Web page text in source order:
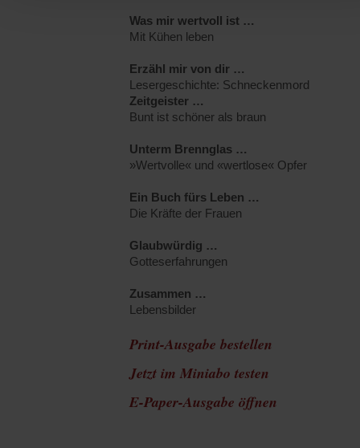
Was mir wertvoll ist …
Mit Kühen leben
Erzähl mir von dir …
Lesergeschichte: Schneckenmord
Zeitgeister …
Bunt ist schöner als braun
Unterm Brennglas …
»Wertvolle« und «wertlose« Opfer
Ein Buch fürs Leben …
Die Kräfte der Frauen
Glaubwürdig …
Gotteserfahrungen
Zusammen …
Lebensbilder
Print-Ausgabe bestellen
Jetzt im Miniabo testen
E-Paper-Ausgabe öffnen